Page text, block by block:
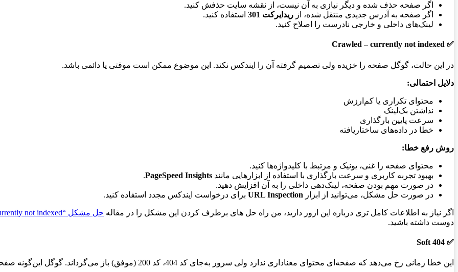
اگر صفحه حذف شده و دیگر نیازی به آن نیست، از نقشه سایت حذفش کنید.
اگر صفحه به آدرس جدیدی منتقل شده، از ریدایرکت 301
استفاده کنید.
لینک‌های داخلی و خارجی نادرست را اصلاح کنید.
✅
Crawled – currently not indexed
در این حالت، گوگل صفحه را خزیده ولی تصمیم گرفته آن را ایندکس نکند. این موضوع ممکن است موقتی یا دائمی باشد.
دلایل احتمالی:
محتوای تکراری یا کم‌ارزش
نداشتن بک‌لینک
سرعت پایین بارگذاری
خطا در داده‌های ساختاریافته
روش رفع خطا:
محتوای صفحه را غنی، یونیک و مرتبط با کلیدواژه‌ها کنید.
بهبود تجربه کاربری و سرعت بارگذاری با استفاده از ابزارهایی مانند PageSpeed Insights
.
در صورت مهم بودن صفحه، لینک‌دهی داخلی را به آن افزایش دهید.
در صورت حل مشکل، می‌توانید از ابزار URL Inspection برای درخواست ایندکس مجدد استفاده کنید.
اگر نیاز به اطلاعات کامل تری درباره این ارور دارید، من راه حل های برطرف کردن این مشکل را در مقاله حل مشکل “Discovered – currently not indexed” در سرچ کنسول
دوست داشته باشید.
✅
Soft 404
این خطا زمانی رخ می‌دهد که صفحه‌ای محتوای معناداری ندارد ولی سرور به‌جای کد 404، کد 200 (موفق) باز می‌گرداند. گوگل این‌گونه صفحات را به‌عنوان خطا در نظر می‌گیرد.